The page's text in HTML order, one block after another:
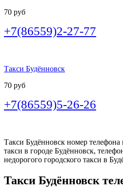
70 руб
+7(86559)2-27-77
Такси Будённовск
70 руб
+7(86559)5-26-26
Такси Будённовск номер
такси в городе Будённовск,
недорогого городского такси в
Такси Будённовск